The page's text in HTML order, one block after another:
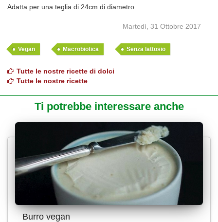
Adatta per una teglia di 24cm di diametro.
Martedì, 31 Ottobre 2017
Vegan Macrobiotica Senza lattosio
Tutte le nostre ricette di dolci
Tutte le nostre ricette
Ti potrebbe interessare anche
Burro vegan